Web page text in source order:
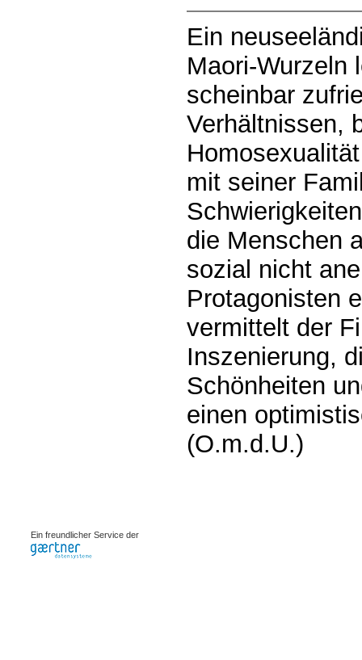
Ein
Maori-Wurzeln
scheinbar
Verhältnissen,
mit seiner
die Menschen
sozial nicht
Protagonisten
vermittelt der
Inszenierung,
Schönheiten
einen
(O.m.d.U.)
Ein freundlicher Service der